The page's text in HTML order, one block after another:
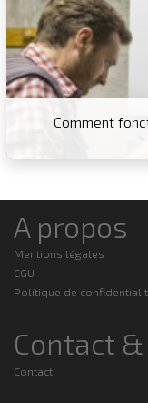
Comment
A propos
Mentions légales
CGU
Politique de
Contact
Contact